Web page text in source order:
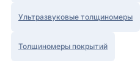
Ультразвуковые толщиномеры
Толщиномеры покрытий